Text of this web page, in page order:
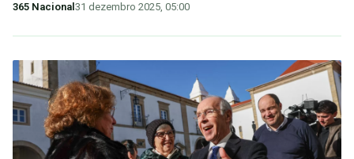
365 Nacional 31 dezembro 2025, 05:00